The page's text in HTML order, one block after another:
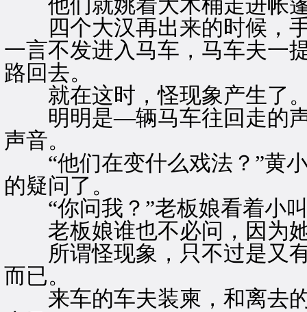
他们就姚着大木桶走进帐
四个大汉再出来的时候，手
一言不发进入马车，马车夫一
路回去。
就在这时，怪现象产生了
明明是—辆马车往回走的声
声音。
“他们在变什么戏法？”黄小
的疑问了。
“你问我？”老板娘看着小叫
老板娘谁也不必问，因为她
所谓怪现象，只不过是又有
而已。
来车的车夫装柬，和离去